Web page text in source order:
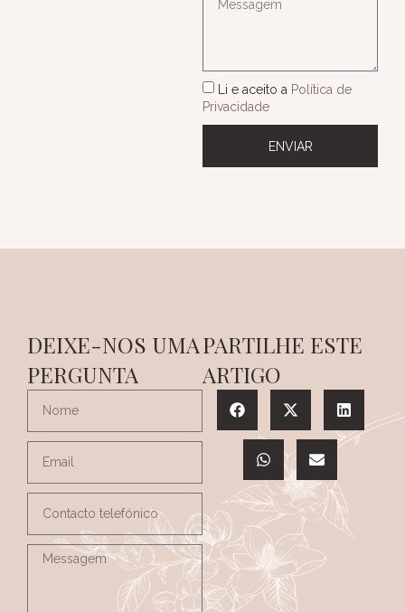
Li e aceito a Política de
Privacidade
ENVIAR
DEIXE-NOS UMA
PERGUNTA
PARTILHE ESTE
ARTIGO